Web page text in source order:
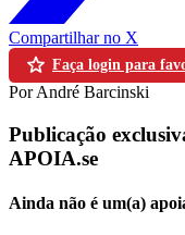
Compartilhar no X
Faça login para
Por André Barcinski
Publicação
APOIA.se
Ainda não é um(a)